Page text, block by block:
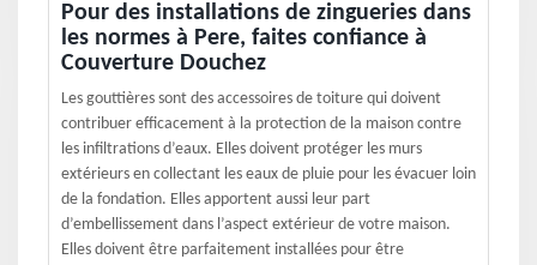
Pour des installations de zingueries dans
les normes à Pere, faites confiance à
Couverture Douchez
Les gouttières sont des accessoires de toiture qui doivent
contribuer efficacement à la protection de la maison contre
les infiltrations d’eaux. Elles doivent protéger les murs
extérieurs en collectant les eaux de pluie pour les évacuer loin
de la fondation. Elles apportent aussi leur part
d’embellissement dans l’aspect extérieur de votre maison.
Elles doivent être parfaitement installées pour être